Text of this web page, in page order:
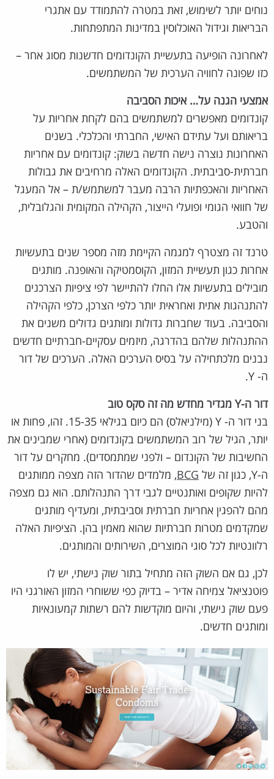
נוחים יותר לשימוש, זאת במטרה להתמודד עם אתגרי
הבריאות וגידול האוכלוסין במדינות המתפתחות.
לאחרונה הופיעה בתעשיית הקונדומים חדשנות מסוג אחר –
כזו שפונה לחוויה הערכית של המשתמשים.
אמצעי הגנה על… איכות הסביבה
קונדומים מאפשרים למשתמשים בהם לקחת אחריות על
בריאותם ועל עתידם האישי, החברתי והכלכלי. בשנים
האחרונות נוצרה נישה חדשה בשוק: קונדומים עם אחריות
חברתית-סביבתית. הקונדומים האלה מרחיבים את גבולות
האחריות והאכפתיות הרבה מעבר למשתמש/ת – אל המעגל
של חוואי הגומי ופועלי הייצור, הקהילה המקומית והגלובלית,
והטבע.
טרנד זה מצטרף למגמה הקיימת מזה מספר שנים בתעשיות
אחרות כגון תעשיית המזון, הקוסמטיקה והאופנה. מותגים
מובילים בתעשיות אלו החלו להתיישר לפי ציפיות הצרכנים
להתנהגות אתית ואחראית יותר כלפי הצרכן, כלפי הקהילה
והסביבה. בעוד שחברות גדולות ומותגים גדולים משנים את
ההתנהלות שלהם בהדרגה, מיזמים עסקיים-חברתיים חדשים
נבנים מלכתחילה על בסיס הערכים האלה. הערכים של דור
ה- Y.
דור ה-Y מגדיר מחדש מה זה סקס טוב
בני דור ה- Y (מילניאלס) הם כיום בגילאי 15-35. זהו, פחות או
יותר, הגיל של רוב המשתמשים בקונדומים (אחרי שמבינים את
החשיבות של הקונדום – ולפני שמתמסדים). מחקרים על דור
ה-Y, כגון זה של
BCG, מלמדים שהדור הזה מצפה ממותגים
להיות שקופים ואותנטיים לגבי דרך התנהלותם. הוא גם מצפה
מהם להפגין אחריות חברתית וסביבתית, ומעדיף מותגים
שמקדמים מטרות חברתיות שהוא מאמין בהן. הציפיות האלה
רלוונטיות לכל סוגי המוצרים, השירותים והמותגים.
לכן, גם אם השוק הזה מתחיל בתור שוק נישתי, יש לו
פוטנציאל צמיחה אדיר – בדיוק כפי ששוחרי המזון האורגני היו
פעם שוק נישתי, והיום מוקדשות להם רשתות קמעונאיות
ומותגים חדשים.